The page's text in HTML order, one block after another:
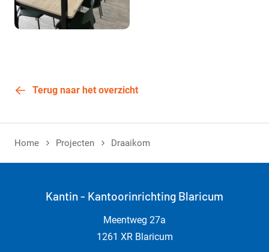
Terug naar het overzicht
Home Projecten Draaikom
Kantin - Kantoorinrichting Blaricum
Meentweg 27a
1261 XR Blaricum